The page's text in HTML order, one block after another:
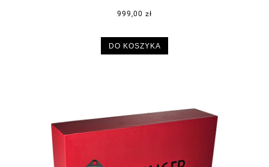
999,00 zł
DO KOSZYKA